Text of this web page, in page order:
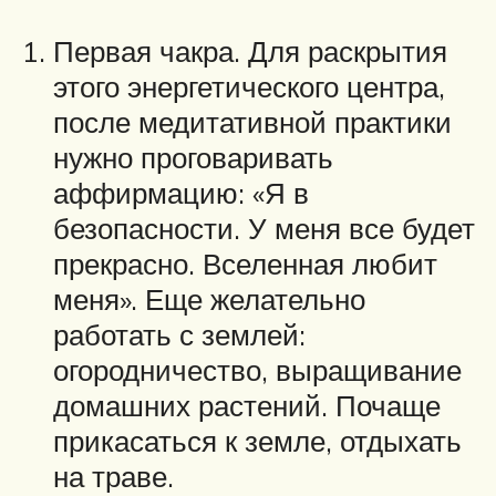
Первая чакра. Для раскрытия
этого энергетического центра,
после медитативной практики
нужно проговаривать
аффирмацию: «Я в
безопасности. У меня все будет
прекрасно. Вселенная любит
меня». Еще желательно
работать с землей:
огородничество, выращивание
домашних растений. Почаще
прикасаться к земле, отдыхать
на траве.